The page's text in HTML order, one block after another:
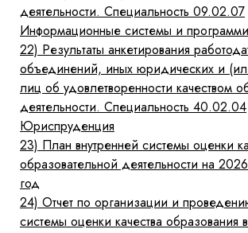
деятельности. Специальность 09.02.07
Информационные системы и
22) Результаты анкетирования
объединений, иных юридических и
лиц об удовлетворенности качеством
деятельности. Специальность 40.02.04
Юриспруденция
23) План внутренней системы оценки
образовательной деятельности на
год
24) Отчет по организации и
системы оценки качества образования